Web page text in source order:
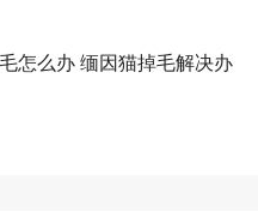
怎么办 缅因猫掉毛解决办